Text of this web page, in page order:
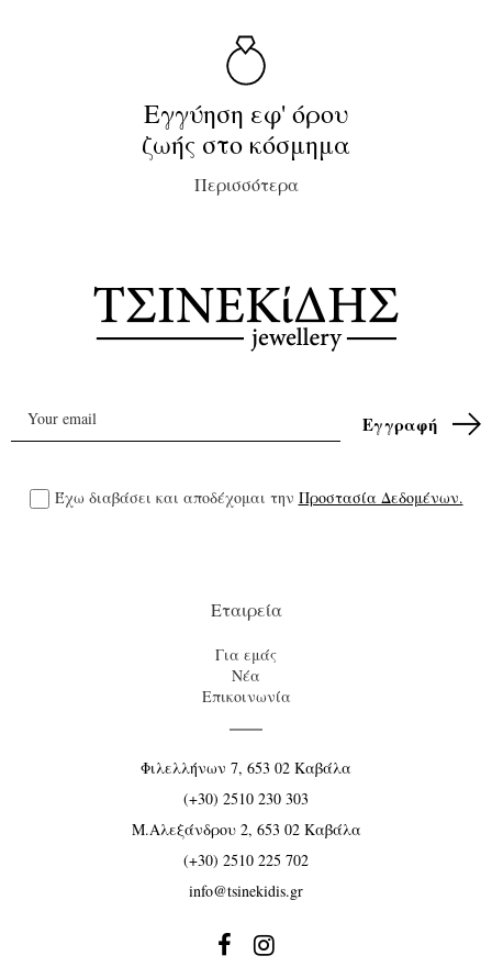
Εγγύηση εφ' όρου
ζωής στο κόσμημα
Περισσότερα
Έχω διαβάσει και αποδέχομαι την Προστασία Δεδομένων.
Εταιρεία
Για εμάς
Νέα
Επικοινωνία
Φιλελλήνων 7, 653 02 Καβάλα
(+30) 2510 230 303
Μ.Αλεξάνδρου 2, 653 02 Καβάλα
(+30) 2510 225 702
info@tsinekidis.gr
 